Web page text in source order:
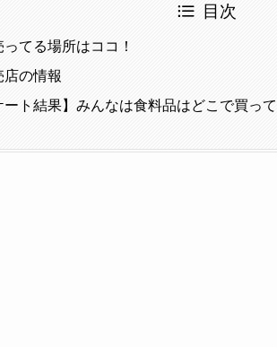
目次
てる場所はココ！
店の情報
ート結果】みんなは食料品はどこで買っ